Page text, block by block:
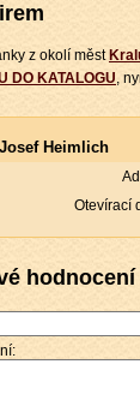
z okolí měst
DO KATALOGU,
Heimlich
Otevírací
hodnocení